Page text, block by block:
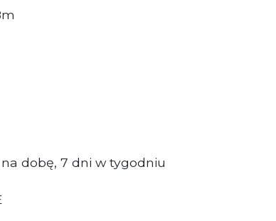
dobę, 7 dni w tygodniu